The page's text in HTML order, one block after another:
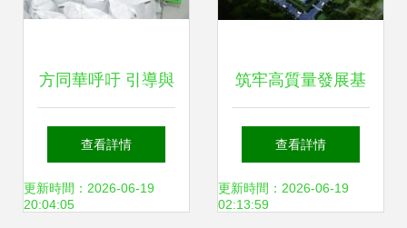
方同華呼吁 引導與
支持中藥材倉儲物
流業發展 項目投資
查看詳情
更新時間：2026-06-19
20:04:05
筑牢高質量發展基
石 馬鞍山市11個重
大項目納入全省重
查看詳情
更新時間：2026-06-19
02:13:59